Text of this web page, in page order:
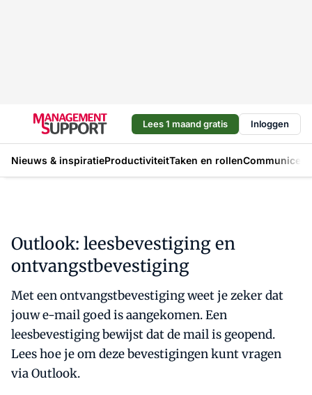
Lees 1 maand gratis Inloggen
Nieuws & inspiratieProductiviteitTaken en rollen
Outlook: leesbevestiging en
ontvangstbevestiging
Met een ontvangstbevestiging weet je zeker dat
jouw e-mail goed is aangekomen. Een
leesbevestiging bewijst dat de mail is geopend.
Lees hoe je om deze bevestigingen kunt vragen
via Outlook.